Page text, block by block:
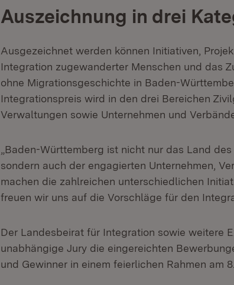
Auszeichnung in drei
Ausgezeichnet werden können Initiativen,
Integration zugewanderter Menschen und das
ohne Migrationsgeschichte in Baden-
Integrationspreis wird in den drei Bereichen
Verwaltungen sowie Unternehmen und
„Baden-Württemberg ist nicht nur das Land
sondern auch der engagierten Unternehmen,
machen die zahlreichen unterschiedlichen
freuen wir uns auf die Vorschläge für den
Der Landesbeirat für Integration sowie weitere
unabhängige Jury die eingereichten
und Gewinner in einem feierlichen Rahmen am